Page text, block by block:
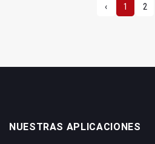
‹ 1 2
NUESTRAS APLICACIONES